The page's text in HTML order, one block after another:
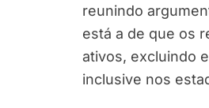
reunindo
está a de que os
ativos, excluindo
inclusive nos